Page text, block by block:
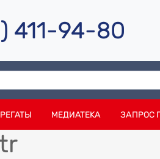
411-94-80
МЕДИАТЕКА ЗАПРОС